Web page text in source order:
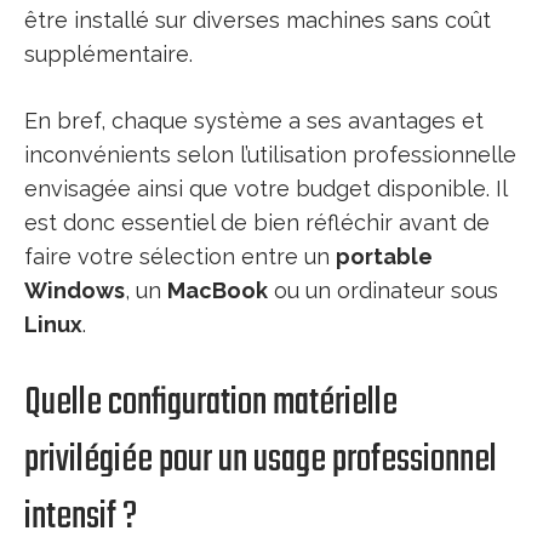
être installé sur diverses machines sans coût
supplémentaire.
En bref, chaque système a ses avantages et
inconvénients selon l’utilisation professionnelle
envisagée ainsi que votre budget disponible. Il
est donc essentiel de bien réfléchir avant de
faire votre sélection entre un portable
Windows, un MacBook ou un ordinateur sous
Linux.
Quelle configuration matérielle
privilégiée pour un usage professionnel
intensif ?